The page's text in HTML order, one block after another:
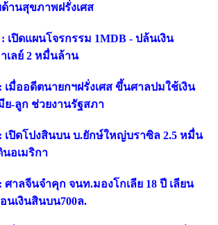
านสุขภาพฝรั่งเศส
เปิดแผนโจรกรรม 1MDB - ปล้นเงิน
เลย์ 2 หมื่นล้าน
มื่ออดีตนายกฯฝรั่งเศส ขึ้นศาลปมใช้เงิน
ย-ลูก ช่วยงานรัฐสภา
เปิดโปงสินบน บ.ยักษ์ใหญ่บราซิล 2.5 หมื่น
อเมริกา
าลจีนจำคุก จนท.มองโกเลีย 18 ปี เลียน
นเงินสินบน700ล.